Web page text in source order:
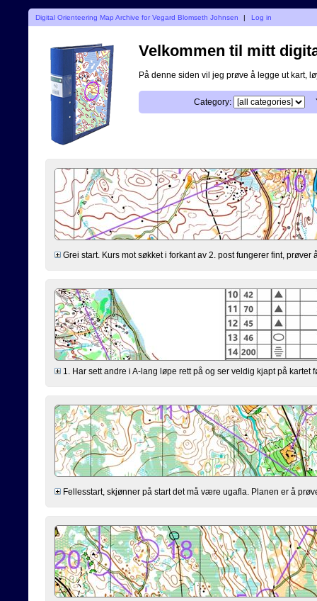
Digital Orienteering Map Archive for Vegard Blomseth Johnsen | Log in
Velkommen til mitt
På denne siden vil jeg prøve å legge ut kart,
Category:
Grei start. Kurs mot søkket i forkant av 2. post fungerer fint,
1. Har sett andre i A-lang løpe rett på og ser veldig kjapt på kartet
Fellesstart, skjønner på start det må være ugafla. Planen er å